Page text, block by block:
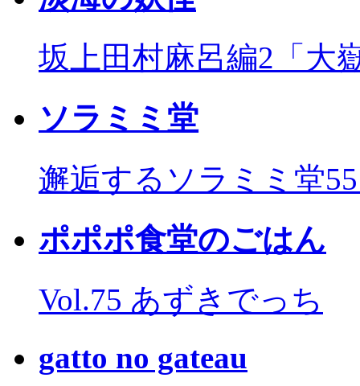
坂上田村麻呂編2「大
ソラミミ堂
邂逅するソラミミ堂
ポポポ食堂のごはん
Vol.75 あずきでっち
gatto no gateau